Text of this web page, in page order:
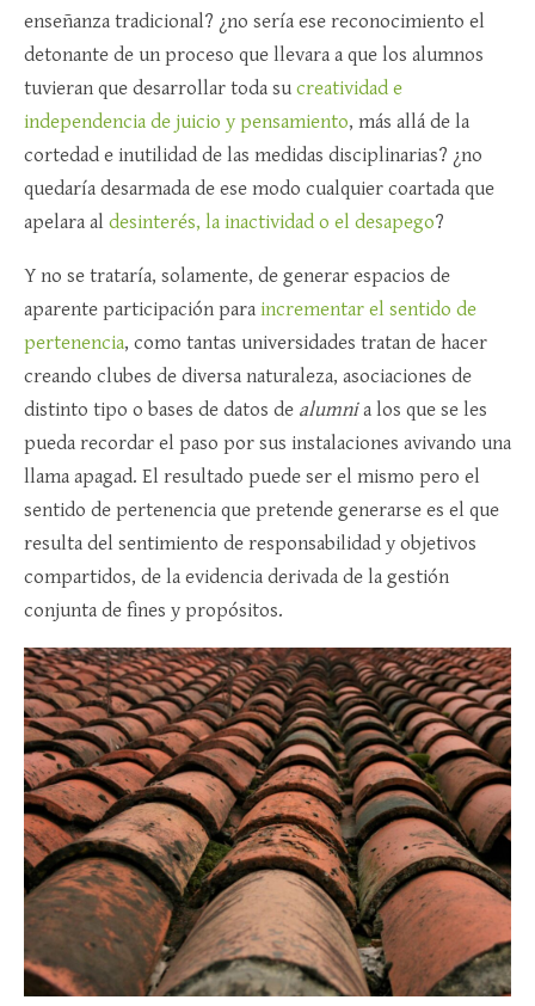
enseñanza tradicional? ¿no sería ese reconocimiento el
detonante de un proceso que llevara a que los alumnos
tuvieran que desarrollar toda su creatividad e
independencia de juicio y pensamiento, más allá de la
cortedad e inutilidad de las medidas disciplinarias? ¿no
quedaría desarmada de ese modo cualquier coartada que
apelara al desinterés, la inactividad o el desapego?
Y no se trataría, solamente, de generar espacios de
aparente participación para incrementar el sentido de
pertenencia, como tantas universidades tratan de hacer
creando clubes de diversa naturaleza, asociaciones de
distinto tipo o bases de datos de alumnia los que se les
pueda recordar el paso por sus instalaciones avivando una
llama apagad. El resultado puede ser el mismo pero el
sentido de pertenencia que pretende generarse es el que
resulta del sentimiento de responsabilidad y objetivos
compartidos, de la evidencia derivada de la gestión
conjunta de fines y propósitos.